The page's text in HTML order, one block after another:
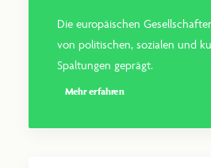
Die europäischen
von politischen, sozialen und
Spaltungen geprägt.
Mehr erfahren